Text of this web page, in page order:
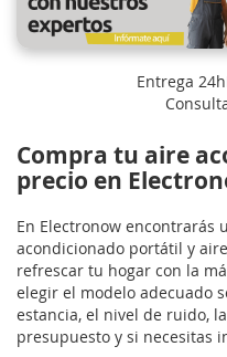
Entrega 24h
Compra tu aire
precio en
En Electronow encontrarás
acondicionado portátil y
refrescar tu hogar con la
elegir el modelo adecuado
estancia, el nivel de ruido,
presupuesto y si necesitas